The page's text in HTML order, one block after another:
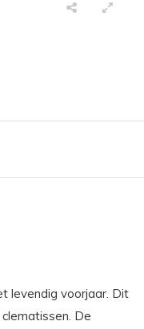
levendig voorjaar. Dit
De